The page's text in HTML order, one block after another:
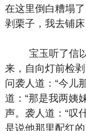
在这里倒白糟塌
剥栗子，我去铺床
宝玉听了信以
来，自向灯前检
问袭人道：“今儿
道：“那是我两姨
声。袭人道：“叹
是说他那里配红的